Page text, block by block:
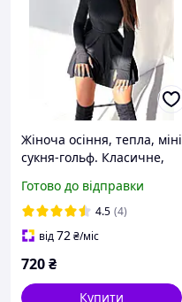
Жіноча осіння, тепла, міні
сукня-гольф. Класичне,
рубчик, коротке, з довгим
рукавом
Готово до відправки
4.5 (4)
від72₴/міс
720₴
Купити